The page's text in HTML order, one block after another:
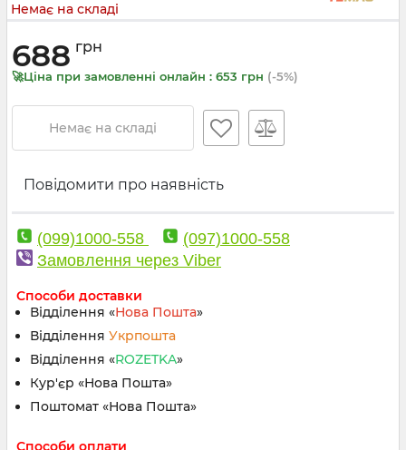
Немає на складі
688 грн
🚀Ціна при замовленні онлайн : 653 грн (-5%)
Немає на складі
Повідомити про наявність
(099)1000-558
(097)1000-558
Замовлення через Viber
Способи доставки
Відділення «Нова Пошта»
Відділення Укрпошта
Відділення «ROZETKA»
Кур'єр «Нова Пошта»
Поштомат «Нова Пошта»
Способи оплати